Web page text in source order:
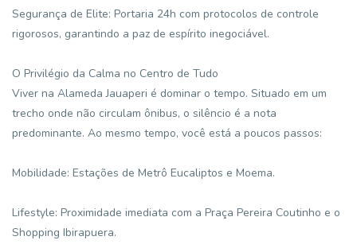
Segurança de Elite: Portaria 24h com protocolos de controle
rigorosos, garantindo a paz de espírito inegociável.
O Privilégio da Calma no Centro de Tudo
Viver na Alameda Jauaperi é dominar o tempo. Situado em um
trecho onde não circulam ônibus, o silêncio é a nota
predominante. Ao mesmo tempo, você está a poucos passos:
Mobilidade: Estações de Metrô Eucaliptos e Moema.
Lifestyle: Proximidade imediata com a Praça Pereira Coutinho e o
Shopping Ibirapuera.